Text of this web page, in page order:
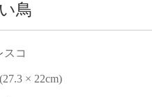
鳥
スコ
× 22cm)